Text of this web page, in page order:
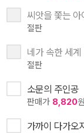
씨앗을 쫓는 아
절판
네가 속한 세계
절판
소문의 주인공
판매가 8,820원
가까이 다가오